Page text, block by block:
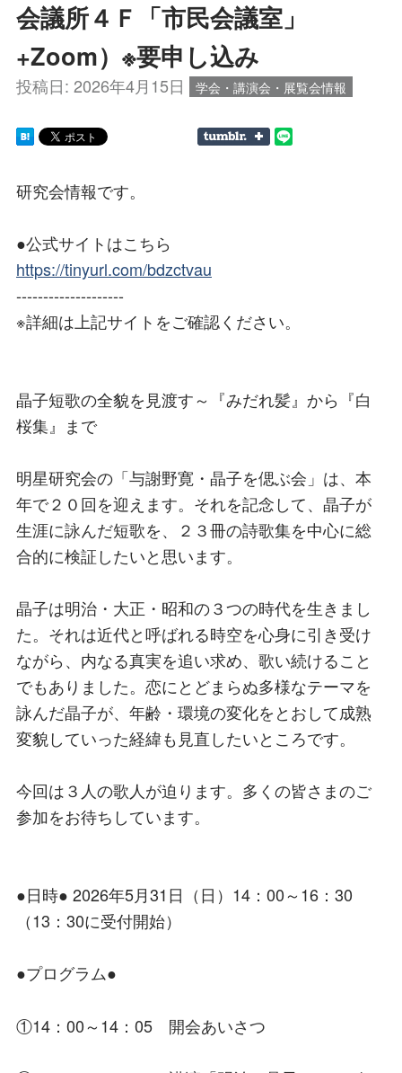
会議所４Ｆ「市民会議室」
+Zoom）※要申し込み
投稿日: 2026年4月15日 学会・講演会・展覧会情報
研究会情報です。
●公式サイトはこちら
https://tinyurl.com/bdzctvau
--------------------
※詳細は上記サイトをご確認ください。
晶子短歌の全貌を見渡す～『みだれ髪』から『白
桜集』まで
明星研究会の「与謝野寛・晶子を偲ぶ会」は、本
年で２０回を迎えます。それを記念して、晶子が
生涯に詠んだ短歌を、２３冊の詩歌集を中心に総
合的に検証したいと思います。
晶子は明治・大正・昭和の３つの時代を生きまし
た。それは近代と呼ばれる時空を心身に引き受け
ながら、内なる真実を追い求め、歌い続けること
でもありました。恋にとどまらぬ多様なテーマを
詠んだ晶子が、年齢・環境の変化をとおして成熟
変貌していった経緯も見直したいところです。
今回は３人の歌人が迫ります。多くの皆さまのご
参加をお待ちしています。
●日時● 2026年5月31日（日）14：00～16：30
（13：30に受付開始）
●プログラム●
①14：00～14：05 開会あいさつ